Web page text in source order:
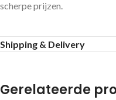
scherpe prijzen.
Shipping & Delivery
Gerelateerde